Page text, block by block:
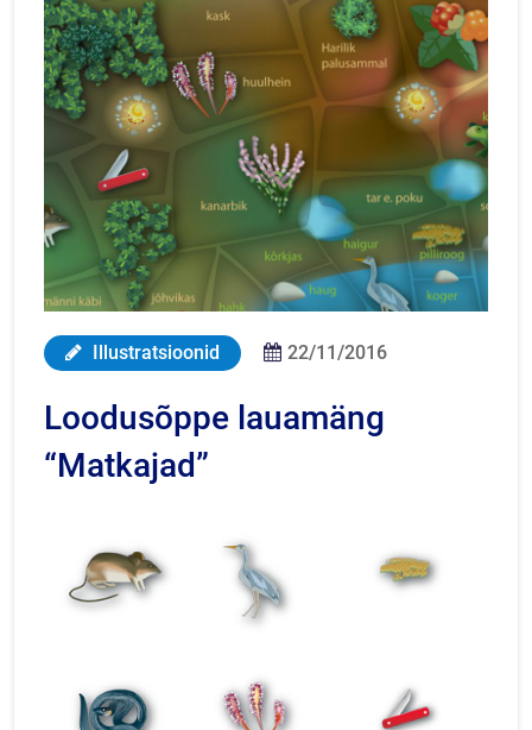
Illustratsioonid 22/11/2016
Loodusõppe lauamäng
“Matkajad”